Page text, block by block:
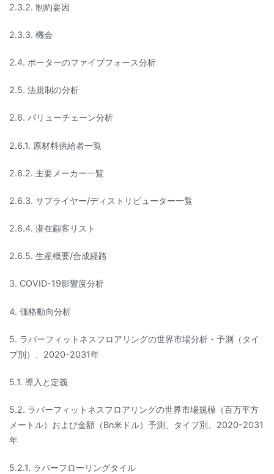
2.3.2. 制約要因
2.3.3. 機会
2.4. ポーターのファイブフォース分析
2.5. 法規制の分析
2.6. バリューチェーン分析
2.6.1. 原材料供給者一覧
2.6.2. 主要メーカー一覧
2.6.3. サプライヤー/ディストリビューター一覧
2.6.4. 潜在顧客リスト
2.6.5. 生産概要/合成経路
3. COVID-19影響度分析
4. 価格動向分析
5. ラバーフィットネスフロアリングの世界市場分析・予測（タイ
プ別）、2020-2031年
5.1. 導入と定義
5.2. ラバーフィットネスフロアリングの世界市場規模（百万平方
メートル）および金額（Bn米ドル）予測、タイプ別、2020-2031
年
5.2.1. ラバーフローリングタイル